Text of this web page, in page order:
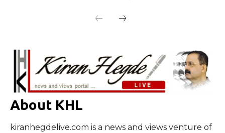
About KHL
kiranhegdelive.com is a news and views venture of